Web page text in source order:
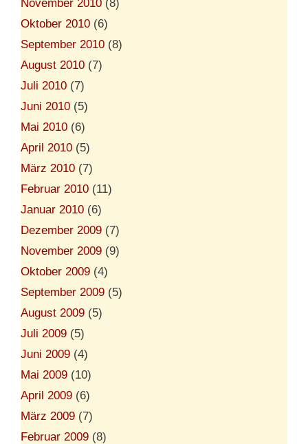
November 2010 (8)
Oktober 2010 (6)
September 2010 (8)
August 2010 (7)
Juli 2010 (7)
Juni 2010 (5)
Mai 2010 (6)
April 2010 (5)
März 2010 (7)
Februar 2010 (11)
Januar 2010 (6)
Dezember 2009 (7)
November 2009 (9)
Oktober 2009 (4)
September 2009 (5)
August 2009 (5)
Juli 2009 (5)
Juni 2009 (4)
Mai 2009 (10)
April 2009 (6)
März 2009 (7)
Februar 2009 (8)